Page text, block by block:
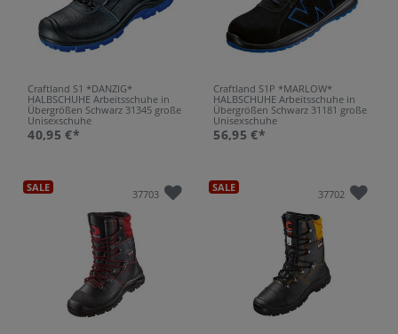
Craftland S1 *DANZIG*
HALBSCHUHE Arbeitsschuhe in
Übergrößen Schwarz 31345 große
Unisexschuhe
40,95 €*
Craftland S1P *MARLOW*
HALBSCHUHE Arbeitsschuhe in
Übergrößen Schwarz 31181 große
Unisexschuhe
56,95 €*
SALE 37703 SALE 37702